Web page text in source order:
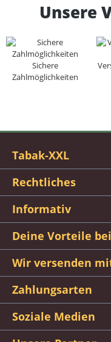
Unsere
Sichere
Zahlmöglichkeiten
Tabak-XXL
Rechtliches
Informativ
Deine Vorteile
Wir versenden
Zahlungsarten
Soziale Medien